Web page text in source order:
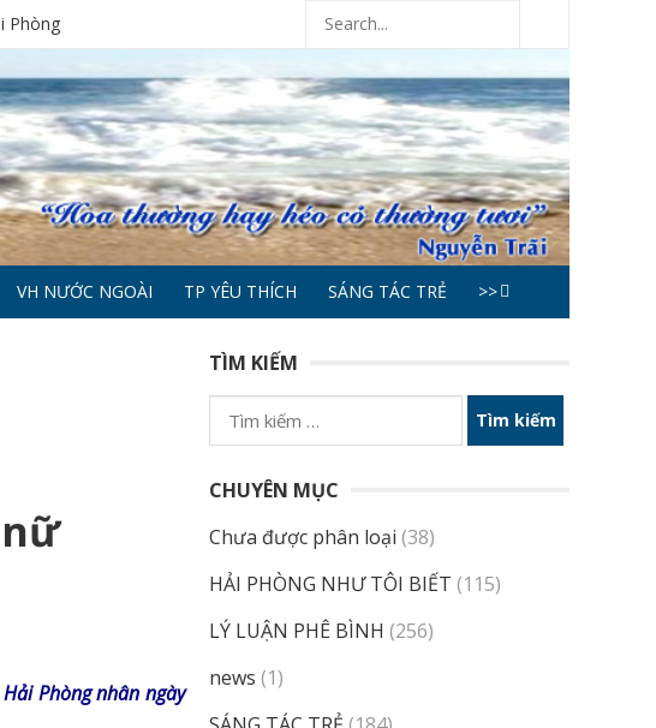
Phòng
VH NƯỚC NGOÀI TP YÊU THÍCH SÁNG TÁC TRẺ >>
Phòng nhân ngày
TÌM KIẾM
Tìm
kiếm
CHUYÊN MỤC
Chưa được phân loại (38)
HẢI PHÒNG NHƯ TÔI BIẾT (115)
LÝ LUẬN PHÊ BÌNH (256)
news (1)